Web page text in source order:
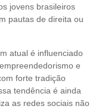
jovens brasileiros
pautas de direita ou
atual é influenciado
e
forte tradição
tendência é ainda
as redes sociais não